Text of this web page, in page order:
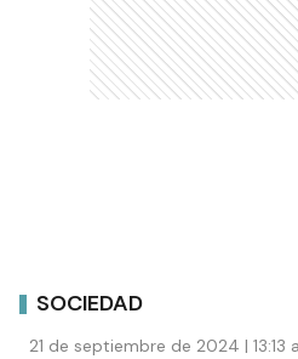
SOCIEDAD
21 de septiembre de 2024 |